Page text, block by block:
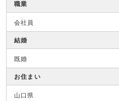
職業
会社員
結婚
既婚
お住まい
山口県